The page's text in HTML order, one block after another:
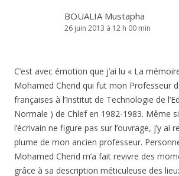
BOUALIA Mustapha
26 juin 2013 à 12 h 00 min
C’est avec émotion que j’ai lu « La
Mohamed Cherid qui fut mon Professeur
françaises à l’Institut de Technologie de
Normale ) de Chlef en 1982-1983. Même
l’écrivain ne figure pas sur l’ouvrage, j’y ai
plume de mon ancien professeur.
Mohamed Cherid m’a fait revivre des
grâce à sa description méticuleuse des